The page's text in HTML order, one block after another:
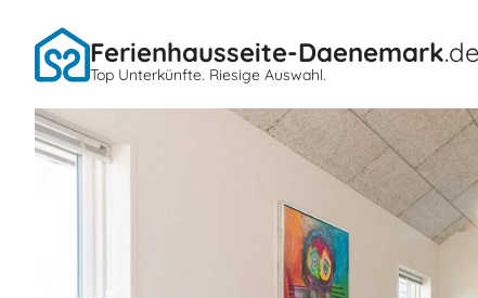
Ferienhausseite-Daenemark.de
Top Unterkünfte. Riesige Auswahl.